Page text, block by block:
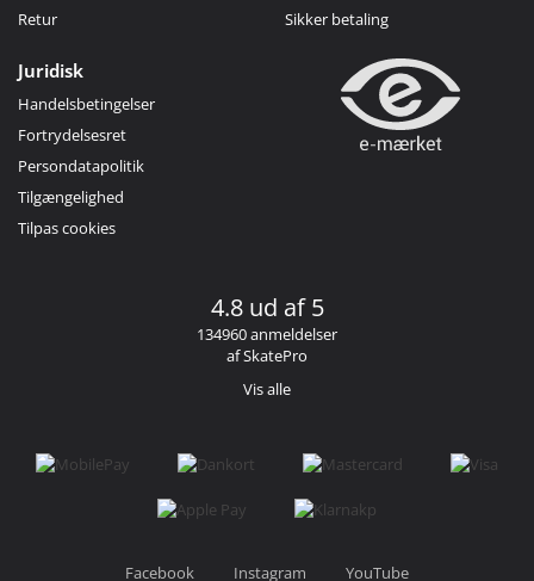
Retur
Sikker betaling
Juridisk
Handelsbetingelser
Fortrydelsesret
Persondatapolitik
Tilgængelighed
Tilpas cookies
4.8 ud af 5
134960 anmeldelser
af SkatePro
Vis alle
Facebook Instagram YouTube